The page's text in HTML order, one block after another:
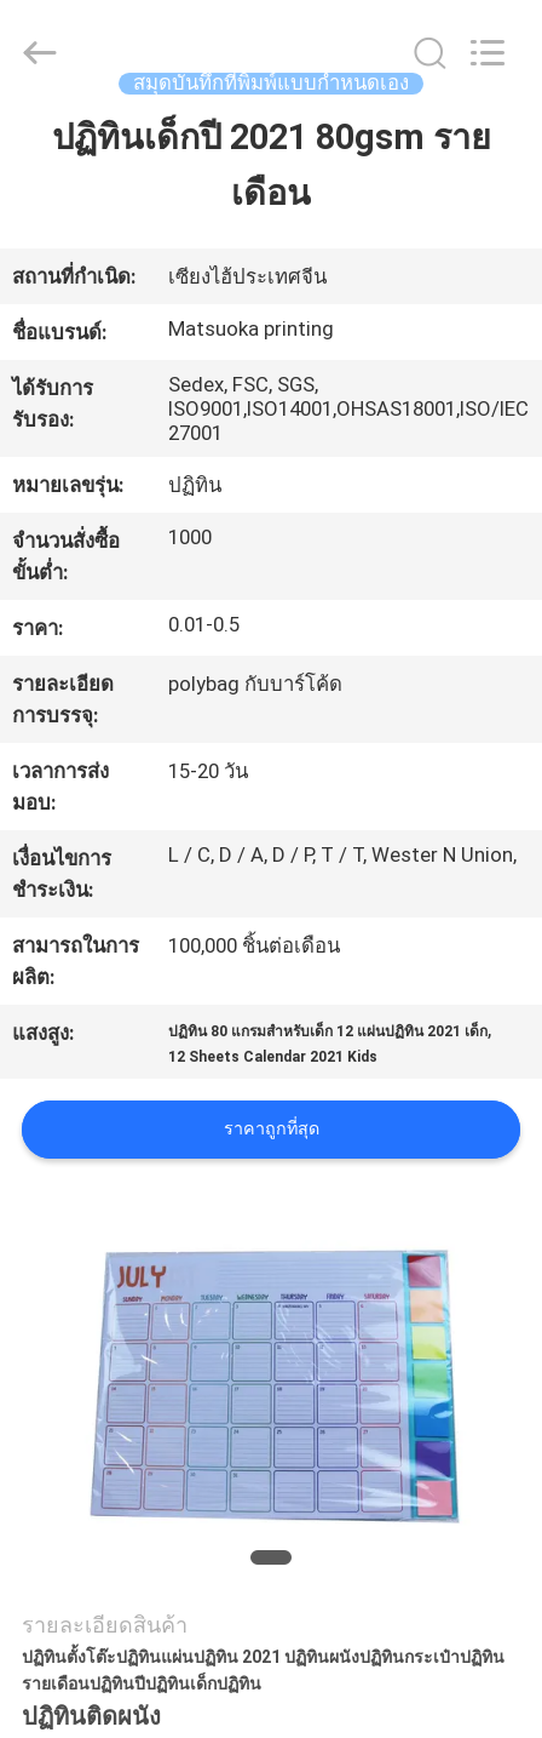
บ้าน
เกี่ยว
กับ
เรา
ทัวร์
โรงงาน
ควบคุม
คุณภาพ
ติดต่อ
เรา
ขอ
ใบ
ราคา
เว็บไซต์
PRIVACY
POLICY
Zhejiang
matsuoka
สมุดบันทึกที่พิมพ์แบบกำหนดเอง
ปฏิทินเด็กปี 2021 80gsm ราย
เดือน
สถานที่กำเนิด: เซียงไฮ้ประเทศจีน
ชื่อแบรนด์: Matsuoka printing
ได้รับการ
รับรอง:
Sedex, FSC, SGS,
ISO9001,ISO14001,OHSAS18001,ISO/IEC
27001
หมายเลขรุ่น: ปฏิทิน
จำนวนสั่งซื้อ
ขั้นต่ำ:
1000
ราคา: 0.01-0.5
รายละเอียด
การบรรจุ:
polybag กับบาร์โค้ด
เวลาการส่ง
มอบ:
15-20 วัน
เงื่อนไขการ
ชำระเงิน:
L / C, D / A, D / P, T / T, Wester N Union,
สามารถในการ
ผลิต:
100,000 ชิ้นต่อเดือน
แสงสูง: ปฏิทิน 80 แกรมสำหรับเด็ก 12 แผ่นปฏิทิน 2021 เด็ก,
12 Sheets Calendar 2021 Kids
ราคาถูกที่สุด
รายละเอียดสินค้า
ปฏิทินตั้งโต๊ะปฏิทินแผ่นปฏิทิน 2021 ปฏิทินผนังปฏิทินกระเป๋าปฏิทิน
รายเดือนปฏิทินปีปฏิทินเด็กปฏิทิน
ปฏิทินติดผนัง